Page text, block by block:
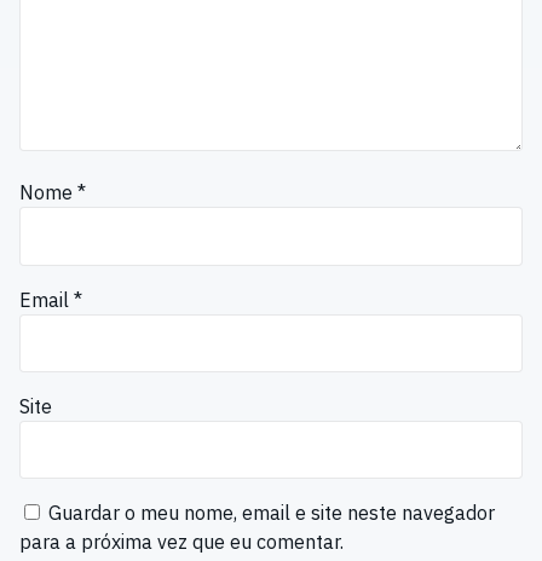
Nome *
Email *
Site
Guardar o meu nome, email e site neste navegador
para a próxima vez que eu comentar.